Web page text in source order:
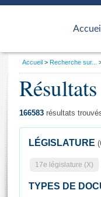
d'accueil
Présidence
Séance publique
Général
Rôle et pouvoirs
Visiter
Vous
Accueil Recherche sur...
166583 résultats
LÉGISLATURE
17e législature (X)
TYPES DE